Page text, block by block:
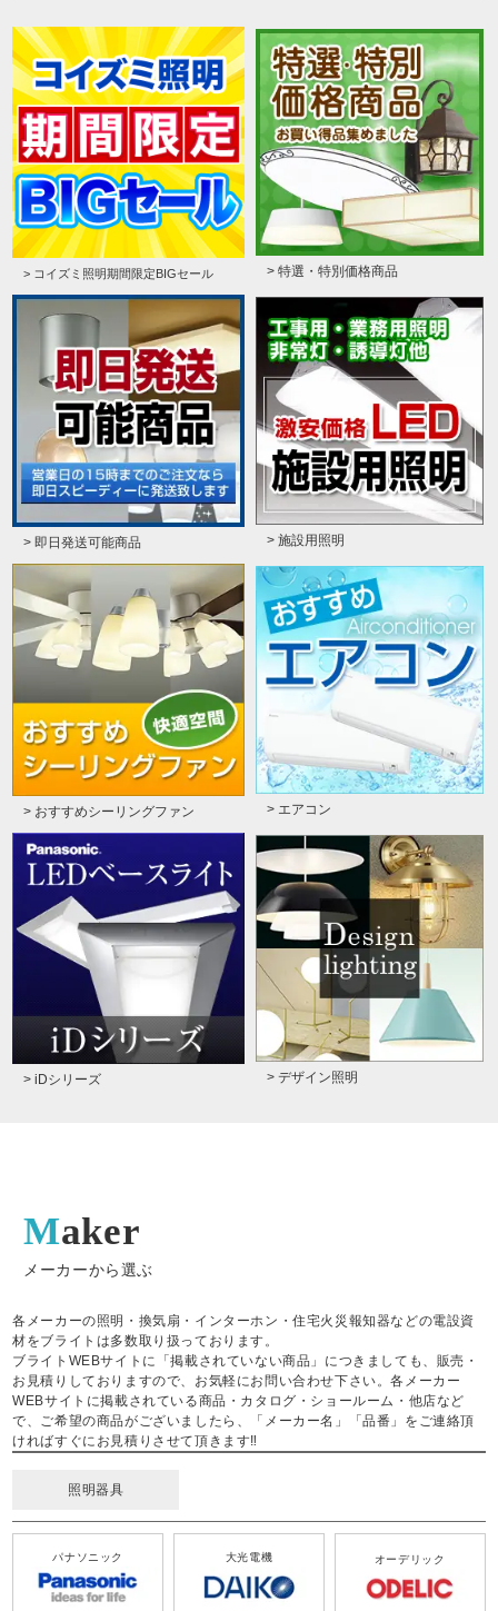
> コイズミ照明期間限定BIGセール > 特選・特別価格商品
> 即日発送可能商品 > 施設用照明
> おすすめシーリングファン > エアコン
> iDシリーズ > デザイン照明
Maker
メーカーから選ぶ
各メーカーの照明・換気扇・インターホン・住宅火災報知器などの電設資
材をブライトは多数取り扱っております。
ブライトWEBサイトに「掲載されていない商品」につきましても、販売・
お見積りしておりますので、お気軽にお問い合わせ下さい。各メーカー
WEBサイトに掲載されている商品・カタログ・ショールーム・他店など
で、ご希望の商品がございましたら、「メーカー名」「品番」をご連絡頂
ければすぐにお見積りさせて頂きます‼
照明器具
パナソニック 大光電機 オーデリック